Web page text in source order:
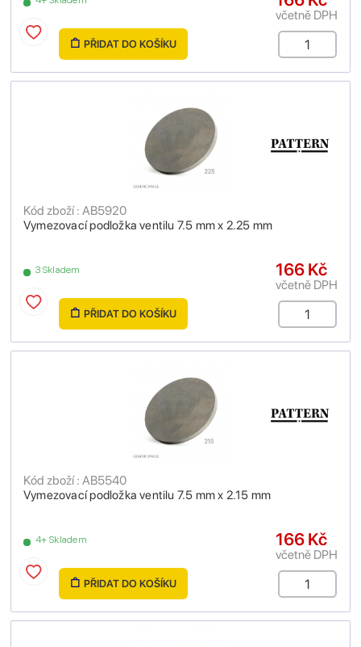
včetně DPH
PŘIDAT DO KOŠÍKU
Vymezovací podložka ventilu 7.5 mm x 2.25 mm
Kód zboží : AB5920
3 Skladem 166 Kč
včetně DPH
PŘIDAT DO KOŠÍKU
Vymezovací podložka ventilu 7.5 mm x 2.15 mm
Kód zboží : AB5540
4+ Skladem 166 Kč
včetně DPH
PŘIDAT DO KOŠÍKU